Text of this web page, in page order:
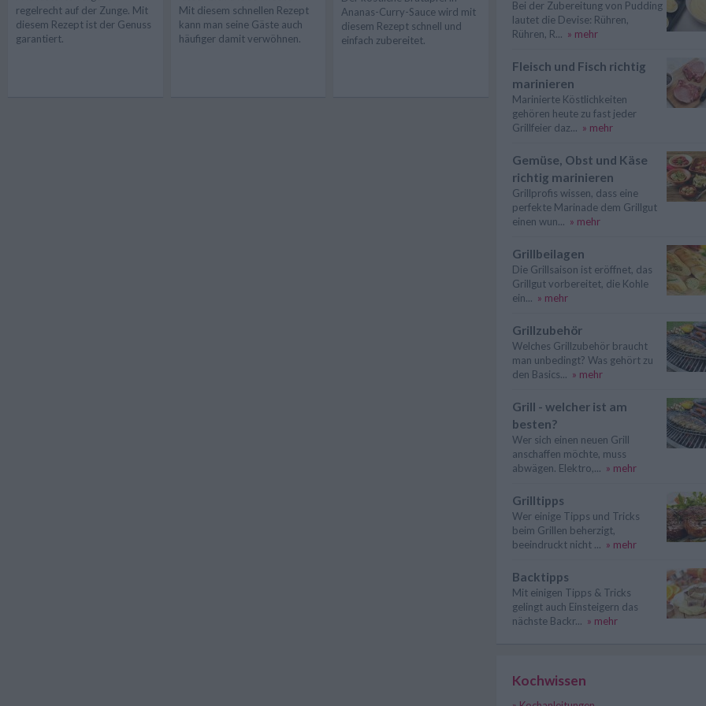
regelrecht auf der Zunge. Mit
diesem Rezept ist der Genuss
garantiert.
Mit diesem schnellen Rezept
kann man seine Gäste auch
häufiger damit verwöhnen.
Ananas-Curry-Sauce wird mit
diesem Rezept schnell und
einfach zubereitet.
Bei der Zubereitung von Pudding
lautet die Devise: Rühren,
Rühren, R... » mehr
Fleisch und Fisch richtig
marinieren
Marinierte Köstlichkeiten
gehören heute zu fast jeder
Grillfeier daz... » mehr
Gemüse, Obst und Käse
richtig marinieren
Grillprofis wissen, dass eine
perfekte Marinade dem Grillgut
einen wun... » mehr
Grillbeilagen
Die Grillsaison ist eröffnet, das
Grillgut vorbereitet, die Kohle
ein... » mehr
Grillzubehör
Welches Grillzubehör braucht
man unbedingt? Was gehört zu
den Basics... » mehr
Grill - welcher ist am
besten?
Wer sich einen neuen Grill
anschaffen möchte, muss
abwägen. Elektro,... » mehr
Grilltipps
Wer einige Tipps und Tricks
beim Grillen beherzigt,
beeindruckt nicht ... » mehr
Backtipps
Mit einigen Tipps & Tricks
gelingt auch Einsteigern das
nächste Backr... » mehr
Kochwissen